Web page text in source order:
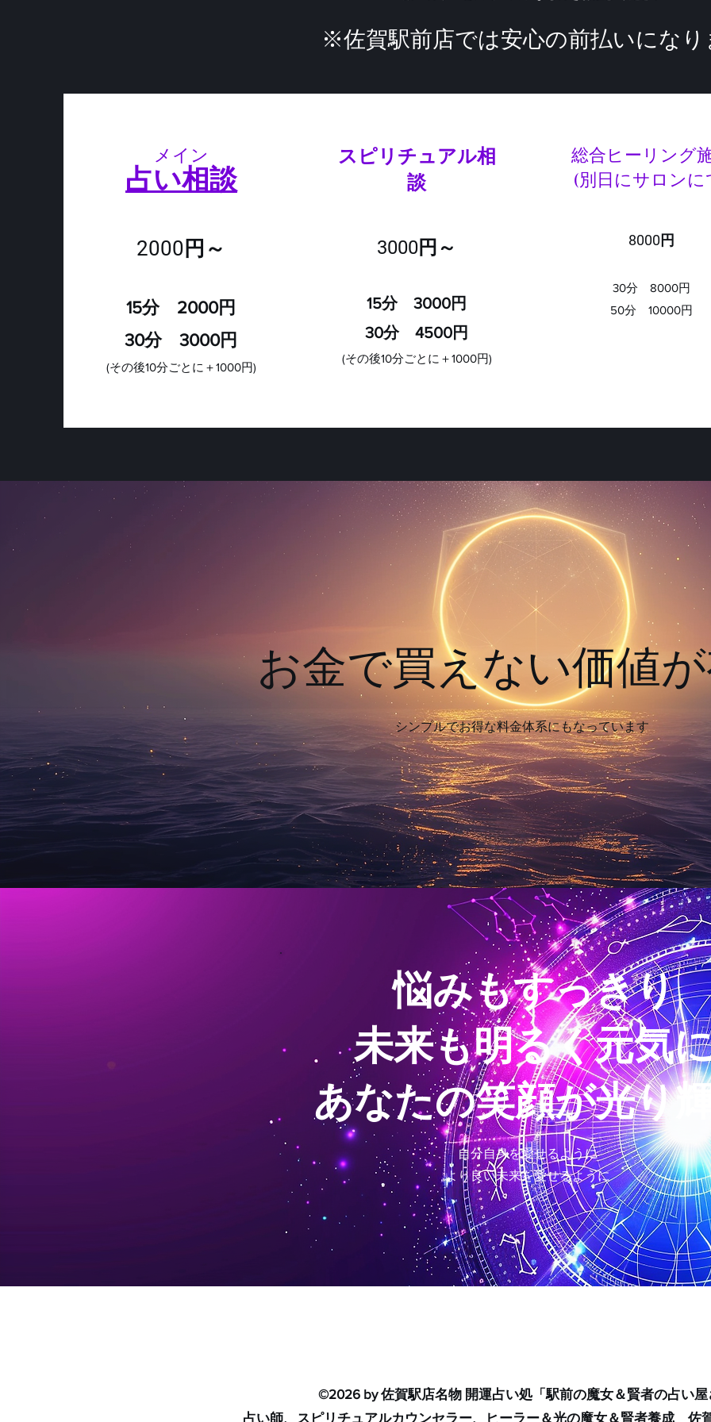
​※佐賀駅前店では安心の前払いになり
​メイン
占い相談
2000円～
15分 2000円
30分 3000円
(その後10分ごとに＋1000円)
​​スピリチュアル相
談
3000円～
15分 3000円
30分 4500​円
(その後10分ごとに＋1000円)
総合ヒーリング
​(別日にサロンに
8000円
30分 8000円
50分 10000​円
お金で買えない価値
​シンプルでお得な料金体系にもなっています
悩みもすっきり
未来も明るく元気
あなたの笑顔が光り
自分自身を愛せるように
​より良い未来を愛せるように
©2026 by 佐賀駅店名物 開運占い処「駅前の魔女＆賢者の占い屋
占い師、スピリチュアルカウンセラー、ヒーラー＆光の魔女＆賢者養成 佐